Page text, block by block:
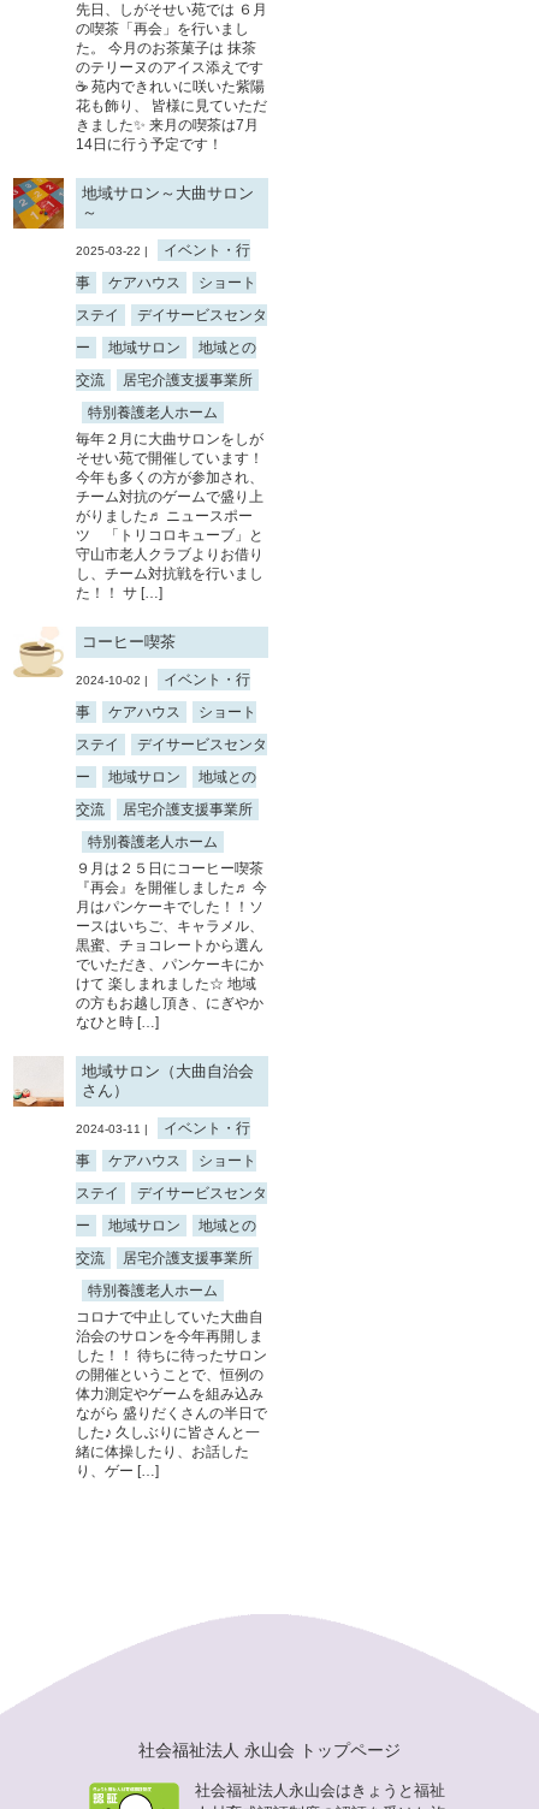
先日、しがそせい苑では ６月
の喫茶「再会」を行いまし
た。 今月のお茶菓子は 抹茶
のテリーヌのアイス添えです
☕ 苑内できれいに咲いた紫陽
花も飾り、 皆様に見ていただ
きました✨ 来月の喫茶は7月
14日に行う予定です！
地域サロン～大曲サロン
～
2025-03-22 |
イベント・行
事
ケアハウス
ショート
ステイ
デイサービスセンタ
ー
地域サロン
地域との
交流
居宅介護支援事業所
特別養護老人ホーム
毎年２月に大曲サロンをしが
そせい苑で開催しています！
今年も多くの方が参加され、
チーム対抗のゲームで盛り上
がりました♬ ニュースポー
ツ 「トリコロキューブ」と
守山市老人クラブよりお借り
し、チーム対抗戦を行いまし
た！！ サ […]
コーヒー喫茶
2024-10-02 |
イベント・行
事
ケアハウス
ショート
ステイ
デイサービスセンタ
ー
地域サロン
地域との
交流
居宅介護支援事業所
特別養護老人ホーム
９月は２５日にコーヒー喫茶
『再会』を開催しました♬ 今
月はパンケーキでした！！ソ
ースはいちご、キャラメル、
黒蜜、チョコレートから選ん
でいただき、パンケーキにか
けて 楽しまれました☆ 地域
の方もお越し頂き、にぎやか
なひと時 […]
地域サロン（大曲自治会
さん）
2024-03-11 |
イベント・行
事
ケアハウス
ショート
ステイ
デイサービスセンタ
ー
地域サロン
地域との
交流
居宅介護支援事業所
特別養護老人ホーム
コロナで中止していた大曲自
治会のサロンを今年再開しま
した！！ 待ちに待ったサロン
の開催ということで、恒例の
体力測定やゲームを組み込み
ながら 盛りだくさんの半日で
した♪ 久しぶりに皆さんと一
緒に体操したり、お話した
り、ゲー […]
社会福祉法人 永山会 トップページ
社会福祉法人永山会はきょうと福祉